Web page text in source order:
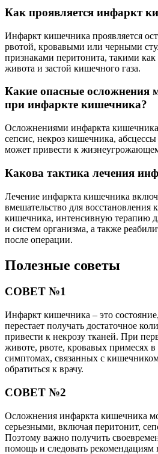
Как проявляется инфаркт
Инфаркт кишечника проявляется
рвотой, кровавыми или черными
признаками перитонита, такими
живота и застой кишечного газа.
Какие опасные осложнения
при инфаркте кишечника?
Осложнениями инфаркта
сепсис, некроз кишечника,
может привести к
Какова тактика лечения
Лечение инфаркта кишечника
вмешательство для восстановления
кишечника, интенсивную терапию
и систем организма, а также
после операции.
Полезные советы
СОВЕТ №1
Инфаркт кишечника – это
перестает получать достаточное
привести к некрозу тканей. При
животе, рвоте, кровавых примесях в
симптомах, связанных с
обратиться к врачу.
СОВЕТ №2
Осложнения инфаркта кишечника
серьезными, включая перитонит,
Поэтому важно получить
помощь и следовать рекомендациям